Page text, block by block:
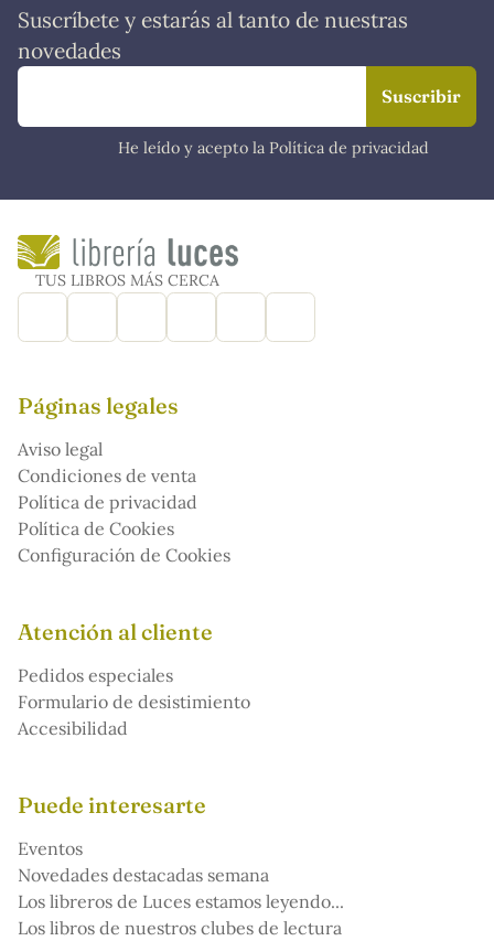
Suscríbete y estarás al tanto de nuestras
novedades
He leído y acepto la Política de privacidad
TUS LIBROS MÁS CERCA
Páginas legales
Aviso legal
Condiciones de venta
Política de privacidad
Política de Cookies
Configuración de Cookies
Atención al cliente
Pedidos especiales
Formulario de desistimiento
Accesibilidad
Puede interesarte
Eventos
Novedades destacadas semana
Los libreros de Luces estamos leyendo...
Los libros de nuestros clubes de lectura